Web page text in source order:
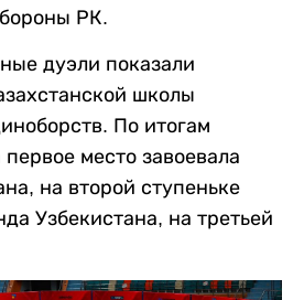
РК.
дуэли показали
школы
По итогам
место завоевала
на второй ступеньке
Узбекистана, на третьей